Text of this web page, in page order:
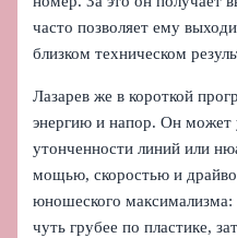
часто позволяет ему
близком техническом
Лазарев же в короткой
энергию и напор. Он может
утонченности линий или
мощью, скоростью и
юношеского максимализма:
чуть грубее по пластике,